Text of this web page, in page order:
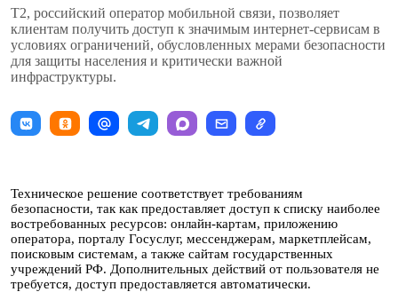
T2, российский оператор мобильной связи, позволяет
клиентам получить доступ к значимым интернет-сервисам в
условиях ограничений, обусловленных мерами безопасности
для защиты населения и критически важной
инфраструктуры.
Техническое решение соответствует требованиям
безопасности, так как предоставляет доступ к списку наиболее
востребованных ресурсов: онлайн-картам, приложению
оператора, порталу Госуслуг, мессенджерам, маркетплейсам,
поисковым системам, а также сайтам государственных
учреждений РФ. Дополнительных действий от пользователя не
требуется, доступ предоставляется автоматически.